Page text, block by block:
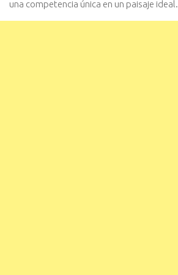
una competencia única en un paisaje ideal.